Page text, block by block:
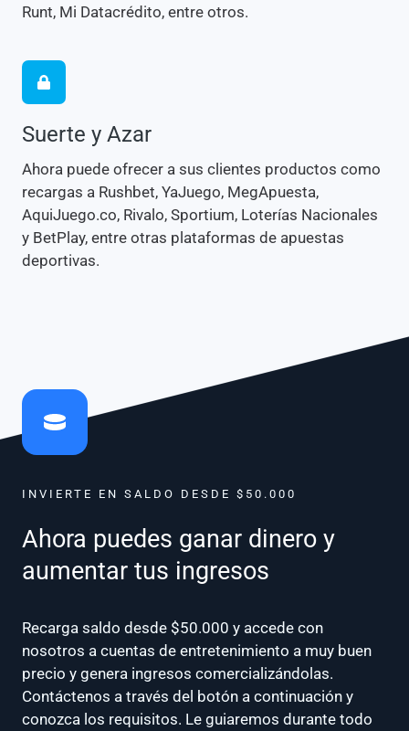
Runt, Mi Datacrédito, entre otros.
Suerte y Azar
Ahora puede ofrecer a sus clientes productos como
recargas a Rushbet, YaJuego, MegApuesta,
AquiJuego.co, Rivalo, Sportium, Loterías Nacionales
y BetPlay, entre otras plataformas de apuestas
deportivas.
INVIERTE EN SALDO DESDE $50.000
Ahora puedes ganar dinero y
aumentar tus ingresos
Recarga saldo desde $50.000 y accede con
nosotros a cuentas de entretenimiento a muy buen
precio y genera ingresos comercializándolas.
Contáctenos a través del botón a continuación y
conozca los requisitos. Le guiaremos durante todo